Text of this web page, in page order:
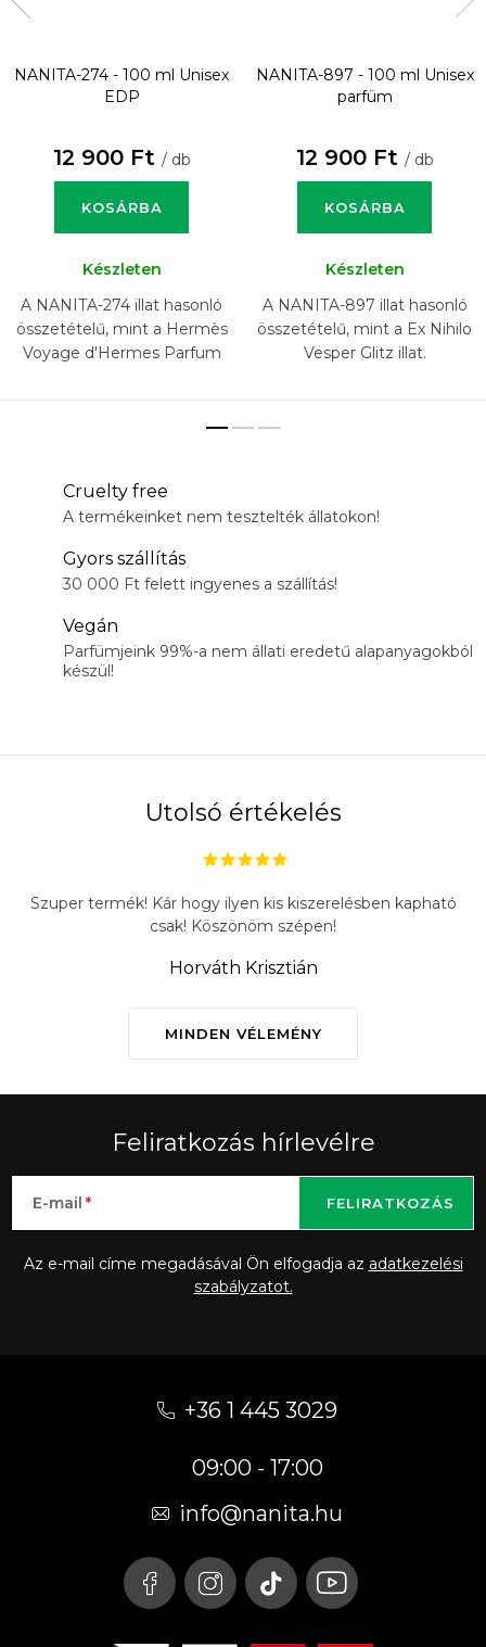
NANITA-274 - 100 ml Unisex
EDP
12 900 Ft / db
KOSÁRBA
Készleten
A NANITA-274 illat hasonló
összetételű, mint a Hermès
Voyage d'Hermes Parfum
NANITA-897 - 100 ml Unisex
parfüm
12 900 Ft / db
KOSÁRBA
Készleten
A NANITA-897 illat hasonló
összetételű, mint a Ex Nihilo
Vesper Glitz illat.
Cruelty free
A termékeinket nem tesztelték állatokon!
Gyors szállítás
30 000 Ft felett ingyenes a szállítás!
Vegán
Parfümjeink 99%-a nem állati eredetű alapanyagokból
készül!
Utolsó értékelés
MINDEN VÉLEMÉNY
Szuper termék! Kár hogy ilyen kis kiszerelésben kapható
csak! Köszönöm szépen!
Horváth Krisztián
Feliratkozás hírlevélre
E-mail
Az e-mail címe megadásával Ön elfogadja az adatkezelési
szabályzatot.
FELIRATKOZÁS
+36 1 445 3029
09:00 - 17:00
info@nanita.hu